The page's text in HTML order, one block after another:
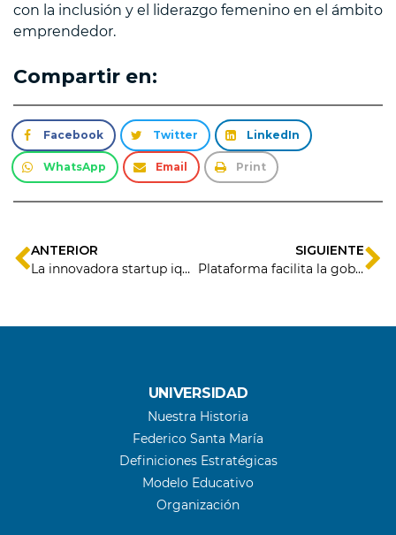
con la inclusión y el liderazgo femenino en el ámbito
emprendedor.
Compartir en:
Facebook Twitter LinkedIn
WhatsApp Email Print
ANTERIOR
La innovadora startup iquiqueña que transforma pallets en juguetes educativos con realidad aumentada
SIGUIENTE
Plataforma facilita la gobernanza empresarial con innovación tecnológica
UNIVERSIDAD
Nuestra Historia
Federico Santa María
Definiciones Estratégicas
Modelo Educativo
Organización